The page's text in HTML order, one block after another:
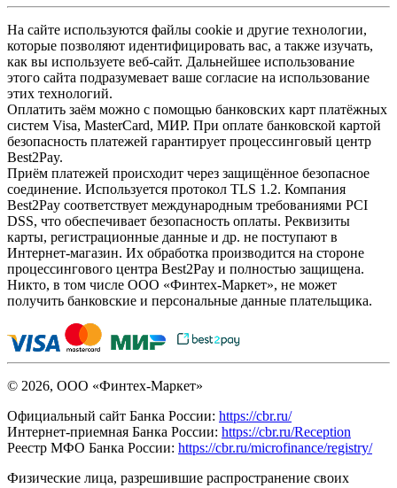
На сайте используются файлы cookie и другие технологии,
которые позволяют идентифицировать вас, а также изучать,
как вы используете веб-сайт. Дальнейшее использование
этого сайта подразумевает ваше согласие на использование
этих технологий.
Оплатить заём можно с помощью банковских карт платёжных
систем Visa, MasterCard, МИР. При оплате банковской картой
безопасность платежей гарантирует процессинговый центр
Best2Pay.
Приём платежей происходит через защищённое безопасное
соединение. Используется протокол TLS 1.2. Компания
Best2Pay соответствует международным требованиями PCI
DSS, что обеспечивает безопасность оплаты. Реквизиты
карты, регистрационные данные и др. не поступают в
Интернет-магазин. Их обработка производится на стороне
процессингового центра Best2Pay и полностью защищена.
Никто, в том числе ООО «Финтех-Маркет», не может
получить банковские и персональные данные плательщика.
© 2026, ООО «Финтех-Маркет»
Официальный сайт Банка России: https://cbr.ru/
Интернет-приемная Банка России: https://cbr.ru/Reception
Реестр МФО Банка России: https://cbr.ru/microfinance/registry/
Физические лица, разрешившие распространение своих